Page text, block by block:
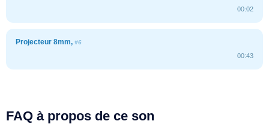
00:02
Projecteur 8mm, #6
00:43
FAQ à propos de ce son